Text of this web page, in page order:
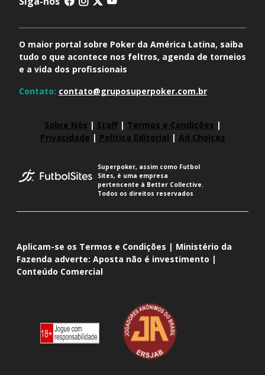
O maior portal sobre Poker da América Latina, saiba
tudo o que acontece nos feltros, agenda de torneios
e a vida dos profissionais
Contato: contato@gruposuperpoker.com.br
Sobre Nós | Staff| Termos e Condições |
Privacidade | Política Editorial | Ad Choices
Superpoker, assim como Futbol
Sites, é uma empresa
pertencente à Better Collective.
Todos os direitos reservados
Aplicam-se os Termos e Condições | Ministério da
Fazenda adverte: Aposta não é investimento |
Conteúdo Comercial